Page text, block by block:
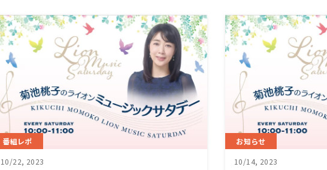
番組レポ
10/22, 2023
お知らせ
10/14, 2023